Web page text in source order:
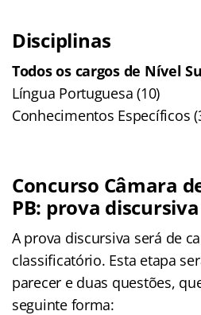
Disciplinas
Todos os cargos de Nível
Língua Portuguesa (10)
Conhecimentos Específicos
Concurso Câmara
PB: prova discursiva
A prova discursiva será de
classificatório. Esta etapa
parecer e duas questões,
seguinte forma: